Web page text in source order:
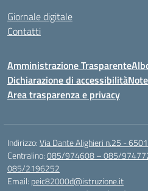
Giornale digitale
Contatti
Amministrazione Trasparente
Dichiarazione di accessibilità
Area trasparenza e privacy
Indirizzo:Via Dante Alighieri n.25 -
Centralino:085/974608 – 085/
085/2196252
Email: peic82000d@istruzione.it